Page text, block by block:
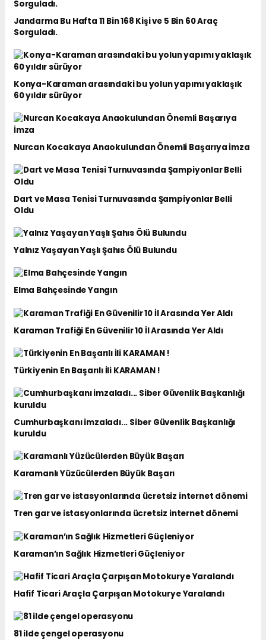
Jandarma Bu Hafta 11 Bin 168 Kişi ve 5 Bin 60 Araç
Sorguladı.
Konya-Karaman arasındaki bu yolun yapımı yaklaşık
60 yıldır sürüyor
Nurcan Kocakaya Anaokulundan Önemli Başarıya İmza
Dart ve Masa Tenisi Turnuvasında Şampiyonlar Belli
Oldu
Yalnız Yaşayan Yaşlı Şahıs Ölü Bulundu
Elma Bahçesinde Yangın
Karaman Trafiği En Güvenilir 10 İl Arasında Yer Aldı
Türkiyenin En Başarılı İli KARAMAN !
Cumhurbaşkanı imzaladı... Siber Güvenlik Başkanlığı
kuruldu
Karamanlı Yüzücülerden Büyük Başarı
Tren gar ve istasyonlarında ücretsiz internet dönemi
Karaman’ın Sağlık Hizmetleri Güçleniyor
Hafif Ticari Araçla Çarpışan Motokurye Yaralandı
81 ilde çengel operasyonu